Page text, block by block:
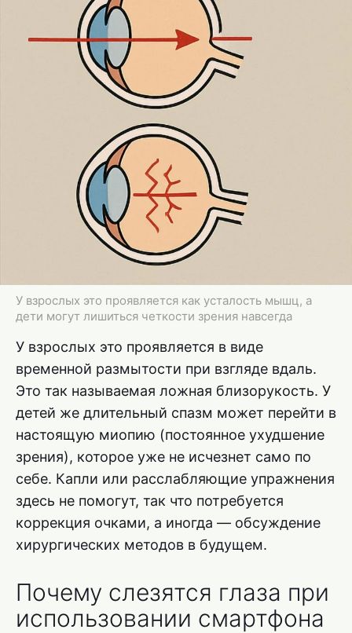
У взрослых это проявляется как усталость мышц, а
дети могут лишиться четкости зрения навсегда
У взрослых это проявляется в виде
временной размытости при взгляде вдаль.
Это так называемая ложная близорукость. У
детей же длительный спазм может перейти в
настоящую миопию (постоянное ухудшение
зрения), которое уже не исчезнет само по
себе. Капли или расслабляющие упражнения
здесь не помогут, так что потребуется
коррекция очками, а иногда — обсуждение
хирургических методов в будущем.
Почему слезятся глаза при
использовании смартфона